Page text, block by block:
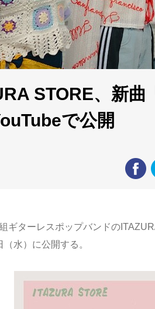
STORE、新
で公開
ギターレスポップバンドの
（水）に公開する。